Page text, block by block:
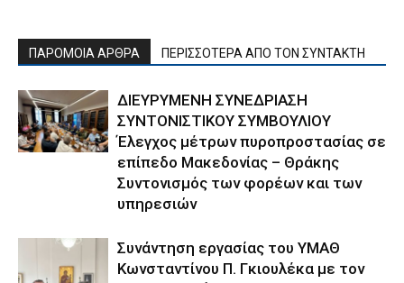
ΠΑΡΟΜΟΙΑ ΑΡΘΡΑ ΠΕΡΙΣΣΟΤΕΡΑ ΑΠΟ ΤΟΝ ΣΥΝΤΑΚΤΗ
ΔΙΕΥΡΥΜΕΝΗ ΣΥΝΕΔΡΙΑΣΗ
ΣΥΝΤΟΝΙΣΤΙΚΟΥ ΣΥΜΒΟΥΛΙΟΥ
Έλεγχος μέτρων πυροπροστασίας σε
επίπεδο Μακεδονίας – Θράκης
Συντονισμός των φορέων και των
υπηρεσιών
Συνάντηση εργασίας του ΥΜΑΘ
Κωνσταντίνου Π. Γκιουλέκα με τον